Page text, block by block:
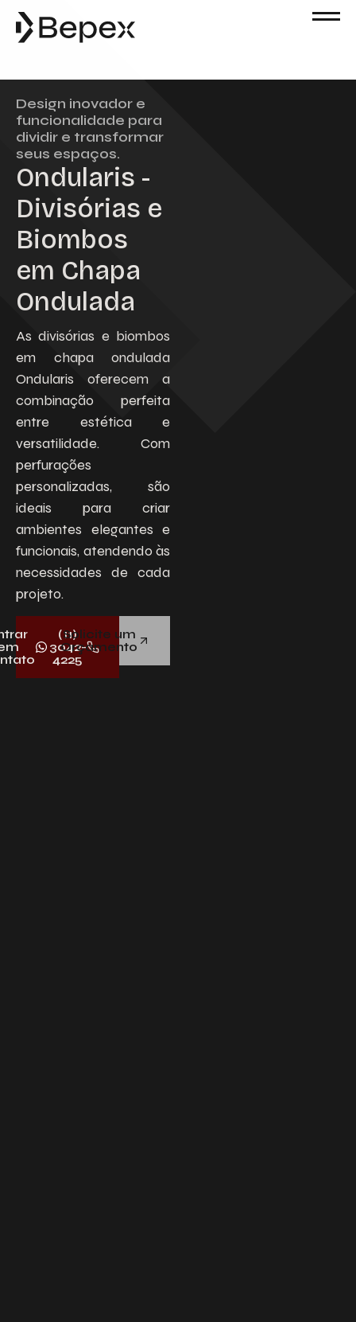
Design inovador e
funcionalidade para
dividir e transformar
seus espaços.
Ondularis -
Divisórias e
Biombos
em Chapa
Ondulada
As divisórias e biombos
em chapa ondulada
Ondularis oferecem a
combinação perfeita
entre estética e
versatilidade. Com
perfurações
personalizadas, são
ideais para criar
ambientes elegantes e
funcionais, atendendo às
necessidades de cada
projeto.
(11)
3042-
4225
Solicite um
Orçamento
Solicite um Orçamento
um orçamento. Nossa equipe está à
atender às suas solicitações com agilidade
e excelência.
Nome
Email
Telefone
Empresa
Descreva aqui seu projeto e necessidade
que nós iremos avaliar e propor a melhor
solução.
Aceito receber emails da Bepex.